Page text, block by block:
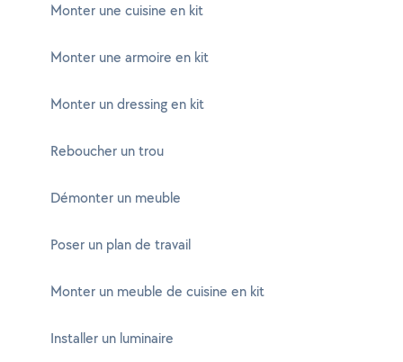
Monter une cuisine en kit
Monter une armoire en kit
Monter un dressing en kit
Reboucher un trou
Démonter un meuble
Poser un plan de travail
Monter un meuble de cuisine en kit
Installer un luminaire